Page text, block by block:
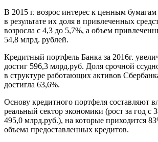
В 2015 г. возрос интерес к ценным
в результате их доля в привлеченных
возросла с 4,3 до 5,7%, а объем
54,8 млрд. рублей.
Кредитный портфель Банка за 2016г.
достиг 596,3 млрд.руб. Доля срочной
в структуре работающих активов
достигла 63,6%.
Основу кредитного портфеля составляют
реальный сектор экономики (рост за год с
495,0 млрд.руб.), на которые приходится
объема предоставленных кредитов.